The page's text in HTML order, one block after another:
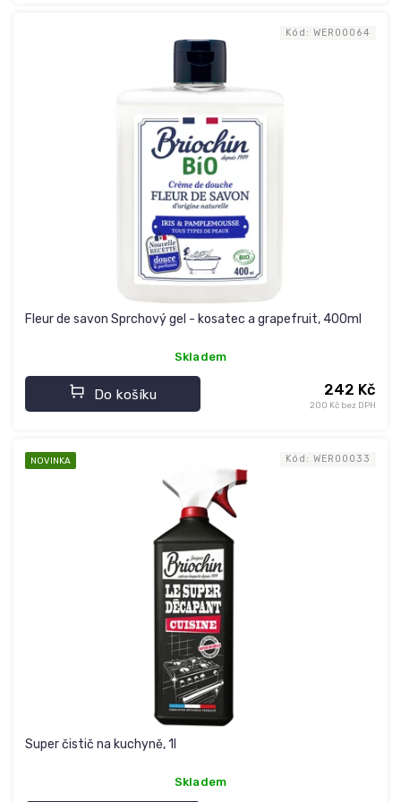
Fleur de savon Sprchový gel - kosatec a grapefruit, 400ml
Skladem
200 Kč bez DPH
242 Kč
Do košíku
Kód: WER00064
NOVINKA
Super čistič na kuchyně, 1l
Skladem
Kód: WER00033